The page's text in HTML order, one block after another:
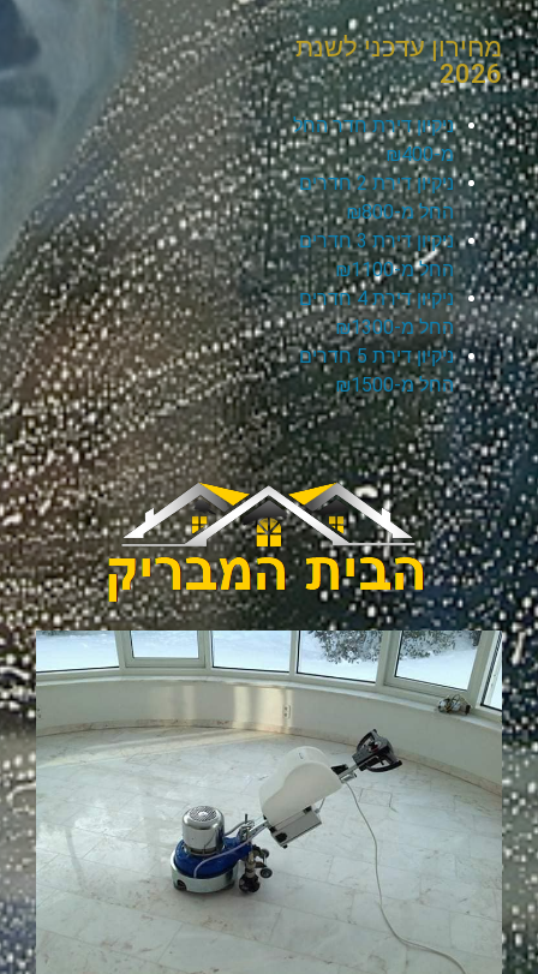
מחירון עדכני לשנת
2026
ניקיון דירת חדר החל
מ-₪400
ניקיון דירת 2 חדרים
החל מ-₪800
ניקיון דירת 3 חדרים
החל מ-₪1100
ניקיון דירת 4 חדרים
החל מ-₪1300
ניקיון דירת 5 חדרים
החל מ-₪1500